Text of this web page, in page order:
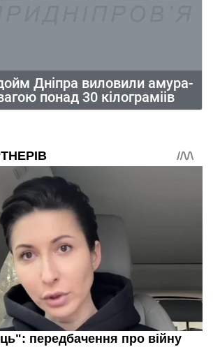
Дніпра виловили амура-
понад 30 кілограміів